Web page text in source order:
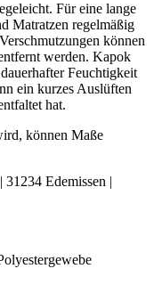
Für eine lange
Matratzen regelmäßig
können
werden. Kapok
Feuchtigkeit
ein kurzes Auslüften
hat.
können Maße
Edemissen |